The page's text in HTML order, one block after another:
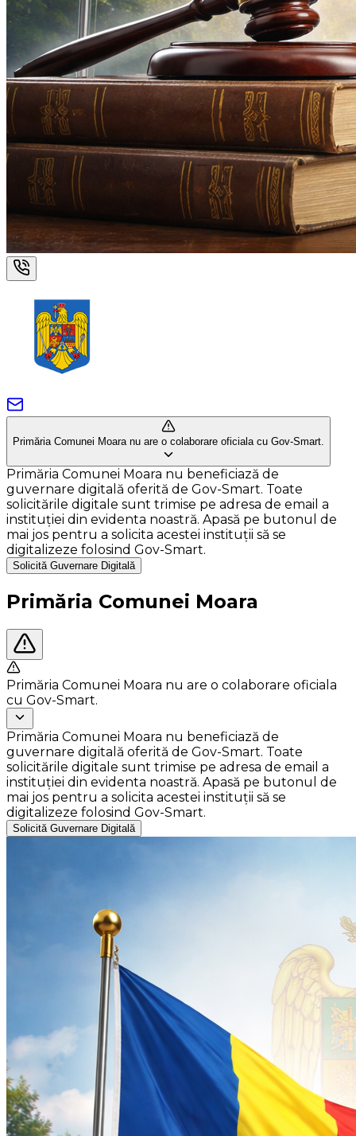
Primăria Comunei Moara nu are o colaborare oficiala cu Gov-Smart.
Primăria Comunei Moara nu beneficiază de
guvernare digitală oferită de Gov-Smart. Toate
solicitările digitale sunt trimise pe adresa de email a
instituției din evidenta noastră. Apasă pe butonul de
mai jos pentru a solicita acestei instituții să se
digitalizeze folosind Gov-Smart.
Solicită Guvernare Digitală
Primăria Comunei Moara
Primăria Comunei Moara nu are o colaborare oficiala
cu Gov-Smart.
Primăria Comunei Moara nu beneficiază de
guvernare digitală oferită de Gov-Smart. Toate
solicitările digitale sunt trimise pe adresa de email a
instituției din evidenta noastră. Apasă pe butonul de
mai jos pentru a solicita acestei instituții să se
digitalizeze folosind Gov-Smart.
Solicită Guvernare Digitală